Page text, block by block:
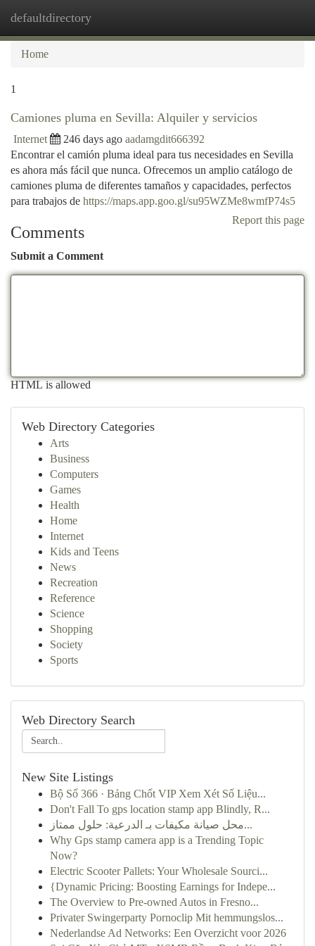
defaultdirectory
Home
1
Camiones pluma en Sevilla: Alquiler y servicios
Internet 246 days ago aadamgdit666392
Encontrar el camión pluma ideal para tus necesidades en Sevilla
es ahora más fácil que nunca. Ofrecemos un amplio catálogo de
camiones pluma de diferentes tamaños y capacidades, perfectos
para trabajos de https://maps.app.goo.gl/su95WZMe8wmfP74s5
Report this page
Comments
Submit a Comment
HTML is allowed
Web Directory Categories
Arts
Business
Computers
Games
Health
Home
Internet
Kids and Teens
News
Recreation
Reference
Science
Shopping
Society
Sports
Web Directory Search
New Site Listings
Bộ Số 366 · Bảng Chốt VIP Xem Xét Số Liệu...
Don't Fall To gps location stamp app Blindly, R...
محل صيانة مكيفات بـ الدرعية: حلول ممتاز...
Why Gps stamp camera app is a Trending Topic
Now?
Electric Scooter Pallets: Your Wholesale Sourci...
{Dynamic Pricing: Boosting Earnings for Indepe...
The Overview to Pre-owned Autos in Fresno...
Privater Swingerparty Pornoclip Mit hemmungslos...
Nederlandse Ad Networks: Een Overzicht voor 2026